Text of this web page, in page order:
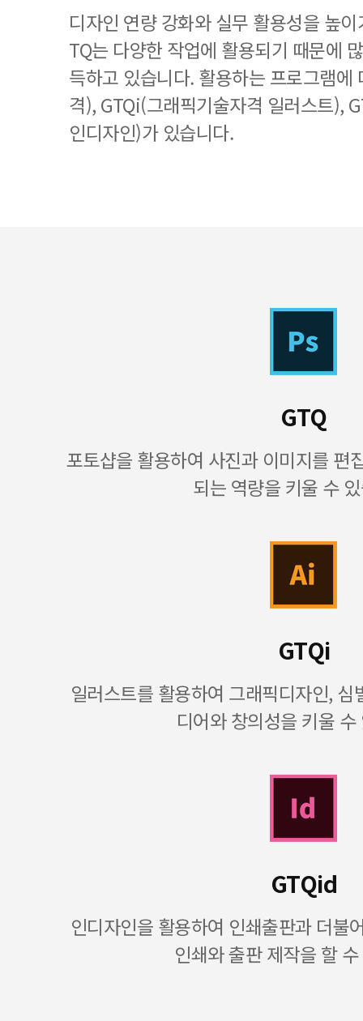
디자인 연량 강화와 실무 활용성을 높
TQ는 다양한 작업에 활용되기 때문에
득하고 있습니다. 활용하는 프로그램에
격), GTQi(그래픽기술자격 일러스트),
인디자인)가 있습니다.
GTQ
포토샵을 활용하여 사진과 이미지를 편
되는 역량을 키울 수
GTQi
일러스트를 활용하여 그래픽디자인,
디어와 창의성을 키울 수
GTQid
인디자인을 활용하여 인쇄출판과 더불
인쇄와 출판 제작을 할